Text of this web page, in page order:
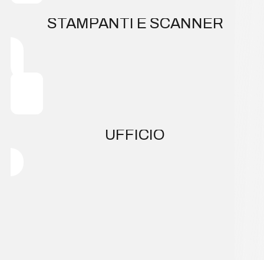
STAMPANTI E SCANNER
UFFICIO